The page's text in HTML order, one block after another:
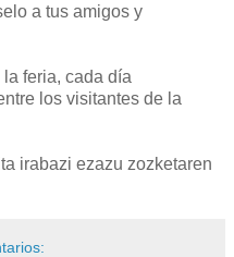
a tus amigos y
feria, cada día
los visitantes de la
irabazi ezazu zozketaren